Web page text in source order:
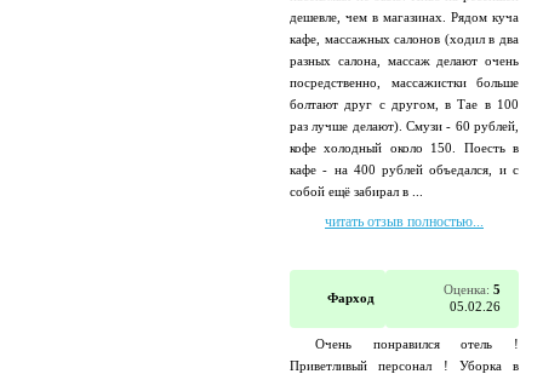
дешевле, чем в магазинах. Рядом куча
кафе, массажных салонов (ходил в два
разных салона, массаж делают очень
посредственно, массажистки больше
болтают друг с другом, в Тае в 100
раз лучше делают). Смузи - 60 рублей,
кофе холодный около 150. Поесть в
кафе - на 400 рублей объедался, и с
собой ещё забирал в ...
читать отзыв полностью...
Фарход
Оценка: 5
05.02.26
Очень понравился отель !
Приветливый персонал ! Уборка в